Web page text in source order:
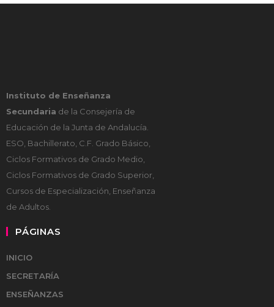
Instituto de Enseñanza
Secundaria de la Consejería de
Educación de la Junta de Andalucía.
ESO, Bachillerato, C.F. Grado Básico,
Ciclos Formativos de Grado Medio,
Ciclos Formativos de Grado Superior,
Cursos de Especialización, Enseñanza
de Adultos.
PÁGINAS
INICIO
SECRETARÍA
ENSEÑANZAS